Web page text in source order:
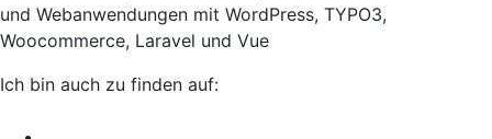
und Webanwendungen mit WordPress, TYPO3,
Woocommerce, Laravel und Vue
Ich bin auch zu finden auf: